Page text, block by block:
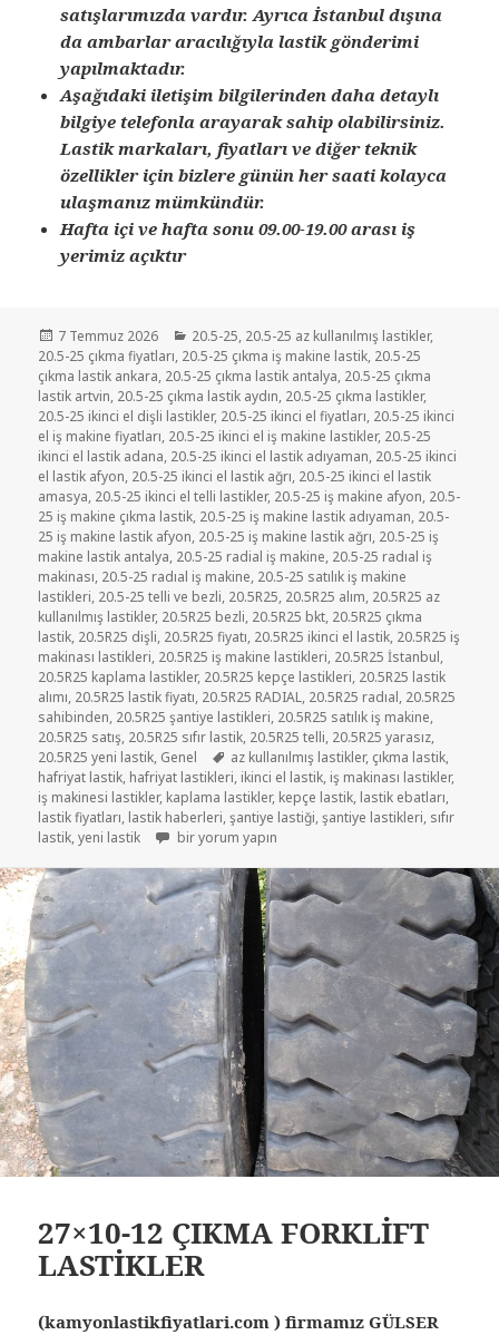
satışlarımızda vardır. Ayrıca İstanbul dışına
da ambarlar aracılığıyla lastik gönderimi
yapılmaktadır.
Aşağıdaki iletişim bilgilerinden daha detaylı
bilgiye telefonla arayarak sahip olabilirsiniz.
Lastik markaları, fiyatları ve diğer teknik
özellikler için bizlere günün her saati kolayca
ulaşmanız mümkündür.
Hafta içi ve hafta sonu 09.00-19.00 arası iş
yerimiz açıktır
Yayın
tarihi
7 Temmuz 2026 Kategoriler
20.5-25, 20.5-25 az kullanılmış lastikler,
20.5-25 çıkma fiyatları, 20.5-25 çıkma iş makine lastik, 20.5-25
çıkma lastik ankara, 20.5-25 çıkma lastik antalya, 20.5-25 çıkma
lastik artvin, 20.5-25 çıkma lastik aydın, 20.5-25 çıkma lastikler,
20.5-25 ikinci el dişli lastikler, 20.5-25 ikinci el fiyatları, 20.5-25 ikinci
el iş makine fiyatları, 20.5-25 ikinci el iş makine lastikler, 20.5-25
ikinci el lastik adana, 20.5-25 ikinci el lastik adıyaman, 20.5-25 ikinci
el lastik afyon, 20.5-25 ikinci el lastik ağrı, 20.5-25 ikinci el lastik
amasya, 20.5-25 ikinci el telli lastikler, 20.5-25 iş makine afyon, 20.5-
25 iş makine çıkma lastik, 20.5-25 iş makine lastik adıyaman, 20.5-
25 iş makine lastik afyon, 20.5-25 iş makine lastik ağrı, 20.5-25 iş
makine lastik antalya, 20.5-25 radial iş makine, 20.5-25 radıal iş
makinası, 20.5-25 radıal iş makine, 20.5-25 satılık iş makine
lastikleri, 20.5-25 telli ve bezli, 20.5R25, 20.5R25 alım, 20.5R25 az
kullanılmış lastikler, 20.5R25 bezli, 20.5R25 bkt, 20.5R25 çıkma
lastik, 20.5R25 dişli, 20.5R25 fiyatı, 20.5R25 ikinci el lastik, 20.5R25 iş
makinası lastikleri, 20.5R25 iş makine lastikleri, 20.5R25 İstanbul,
20.5R25 kaplama lastikler, 20.5R25 kepçe lastikleri, 20.5R25 lastik
alımı, 20.5R25 lastik fiyatı, 20.5R25 RADIAL, 20.5R25 radıal, 20.5R25
sahibinden, 20.5R25 şantiye lastikleri, 20.5R25 satılık iş makine,
20.5R25 satış, 20.5R25 sıfır lastik, 20.5R25 telli, 20.5R25 yarasız,
20.5R25 yeni lastik, Genel Etiketler
az kullanılmış lastikler, çıkma lastik,
hafriyat lastik, hafriyat lastikleri, ikinci el lastik, iş makinası lastikler,
iş makinesi lastikler, kaplama lastikler, kepçe lastik, lastik ebatları,
lastik fiyatları, lastik haberleri,şantiye lastiği,şantiye lastikleri, sıfır
lastik,yeni lastik 20R5-25 ÇIKMA İŞ MAKİNASI KEPÇE LASTİKLER için
bir yorum yapın
27×10-12 ÇIKMA FORKLİFT
LASTİKLER
(kamyonlastikfiyatlari.com ) firmamız GÜLSER